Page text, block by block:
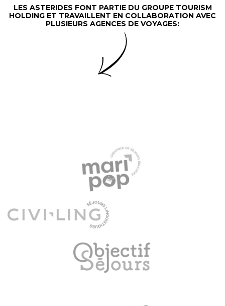
LES ASTERIDES FONT PARTIE DU GROUPE TOURISM
HOLDING ET TRAVAILLENT EN COLLABORATION AVEC
PLUSIEURS AGENCES DE VOYAGES: